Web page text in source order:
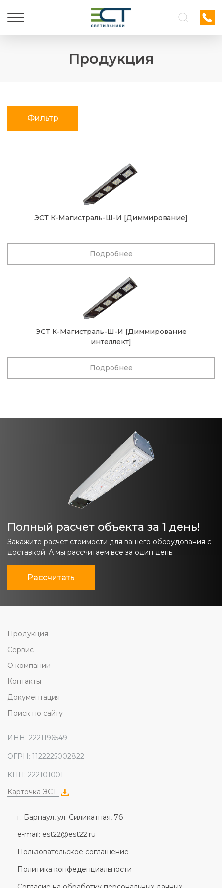
Продукция
Фильтр
ЭСТ К-Магистраль-Ш-И [Диммирование]
Подробнее
ЭСТ К-Магистраль-Ш-И [Диммирование
интеллект]
Подробнее
Полный расчет объекта за 1 день!
Закажите расчет стоимости для вашего оборудования с
доставкой. А мы рассчитаем все за один день.
Рассчитать
Продукция
Сервис
О компании
Контакты
Документация
Поиск по сайту
ИНН: 2221196549
ОГРН: 1122225002822
КПП: 222101001
Карточка ЭСТ
г. Барнаул, ул. Силикатная, 7б
e-mail: est22@est22.ru
Пользовательское соглашение
Политика конфеденциальности